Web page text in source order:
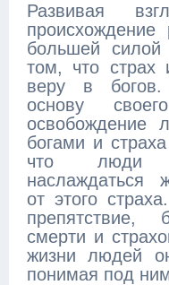
Развивая
большей
том, что страх
веру в
основу
освобождение
богами и
что люди
наслаждаться
от этого
препятствие,
смерти и
жизни людей
понимая под